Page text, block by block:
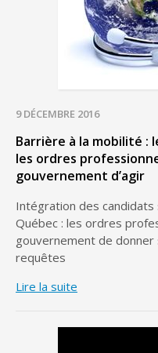
9 DÉCEMBRE 2016
Barrière à la mobilité :
les ordres
gouvernement d’agir
Intégration des
Québec : les ordres
gouvernement de
requêtes
Lire la suite